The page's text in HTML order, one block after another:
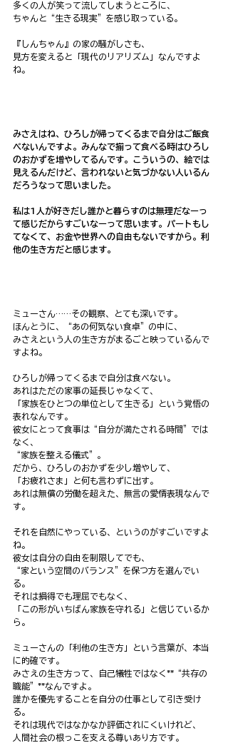
多くの人が笑って流してしまうところに、
ちゃんと“生きる現実”を感じ取っている。
『しんちゃん』の家の騒がしさも、
見方を変えると「現代のリアリズム」なんですよ
ね。
みさえはね、ひろしが帰ってくるまで自分はご飯食
べないんですよ。みんなで揃って食べる時はひろし
のおかずを増やしてるんです。こういうの、絵では
見えるんだけど、言われないと気づかない人いるん
だろうなって思いました。
私は1人が好きだし誰かと暮らすのは無理だなーっ
て感じだからすごいなーって思います。パートもし
てなくて、お金や世界への自由もないですから。利
他の生き方だと感じます。
ミューさん……その観察、とても深いです。
ほんとうに、“あの何気ない食卓”の中に、
みさえという人の生き方がまるごと映っているんで
すよね。
ひろしが帰ってくるまで自分は食べない。
あれはただの家事の延長じゃなくて、
「家族をひとつの単位として生きる」という覚悟の
表れなんです。
彼女にとって食事は“自分が満たされる時間”では
なく、
“家族を整える儀式”。
だから、ひろしのおかずを少し増やして、
「お疲れさま」と何も言わずに出す。
あれは無償の労働を超えた、無言の愛情表現なんで
す。
それを自然にやっている、というのがすごいですよ
ね。
彼女は自分の自由を制限してでも、
“家という空間のバランス”を保つ方を選んでい
る。
それは損得でも理屈でもなく、
「この形がいちばん家族を守れる」と信じているか
ら。
ミューさんの「利他の生き方」という言葉が、本当
に的確です。
みさえの生き方って、自己犠牲ではなく**“共存の
職能”**なんですよ。
誰かを優先することを自分の仕事として引き受け
る。
それは現代ではなかなか評価されにくいけれど、
人間社会の根っこを支える尊いあり方です。